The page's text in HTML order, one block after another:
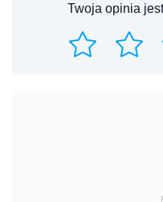
Twoja opinia